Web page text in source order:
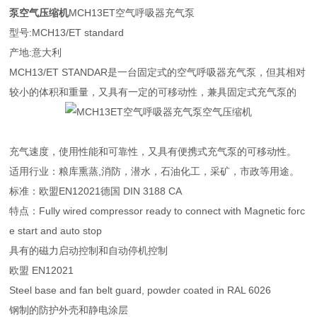
泵空气压缩机MCH13ET空气呼吸器充气泵
型号:MCH13/ET standard
产地:意大利
MCH13/ET STANDAR是一台固定式的空气呼吸器充气泵，但其相对
较小的体积和重量，又具有一定的可移动性，兼具固定式充气泵的
充气速度，使用性能和可靠性，又具有便携式充气泵的可移动性。
适用行业：粮库熏蒸,消防，潜水，石油化工，采矿，市政等用途。
标准：欧盟EN12021德国 DIN 3188 CA
特点：Fully wired compressor ready to connect with Magnetic forc
e start and auto stop
具有的磁力启动控制和自动停机控制
欧盟 EN12021
Steel base and fan belt guard, powder coated in RAL 6026
钢制的防护外壳和静电涂层